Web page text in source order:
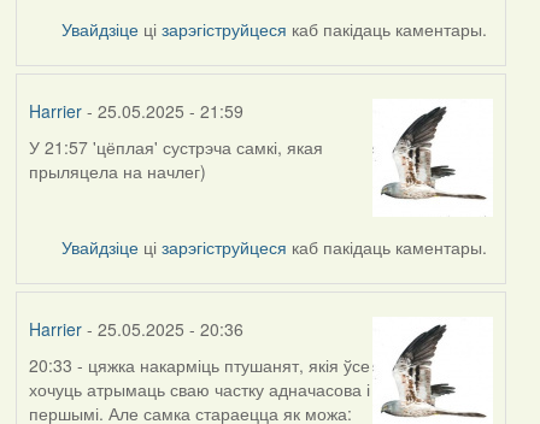
Увайдзіце цізарэгіструйцеся каб пакідаць каментары.
Harrier- 25.05.2025 - 21:59
У 21:57 'цёплая' сустрэча самкі, якая
прыляцела на начлег)
Увайдзіце цізарэгіструйцеся каб пакідаць каментары.
Harrier- 25.05.2025 - 20:36
20:33 - цяжка накарміць птушанят, якія ўсе
хочуць атрымаць сваю частку адначасова і
першымі. Але самка стараецца як можа: